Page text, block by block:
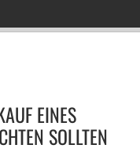
EINES
SOLLTEN